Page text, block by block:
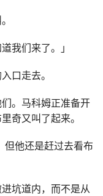
我们来了。」
口走去。
。马科姆正准备开
奇又叫了起来。
但他还是赶过去看布
坑道内，而不是从